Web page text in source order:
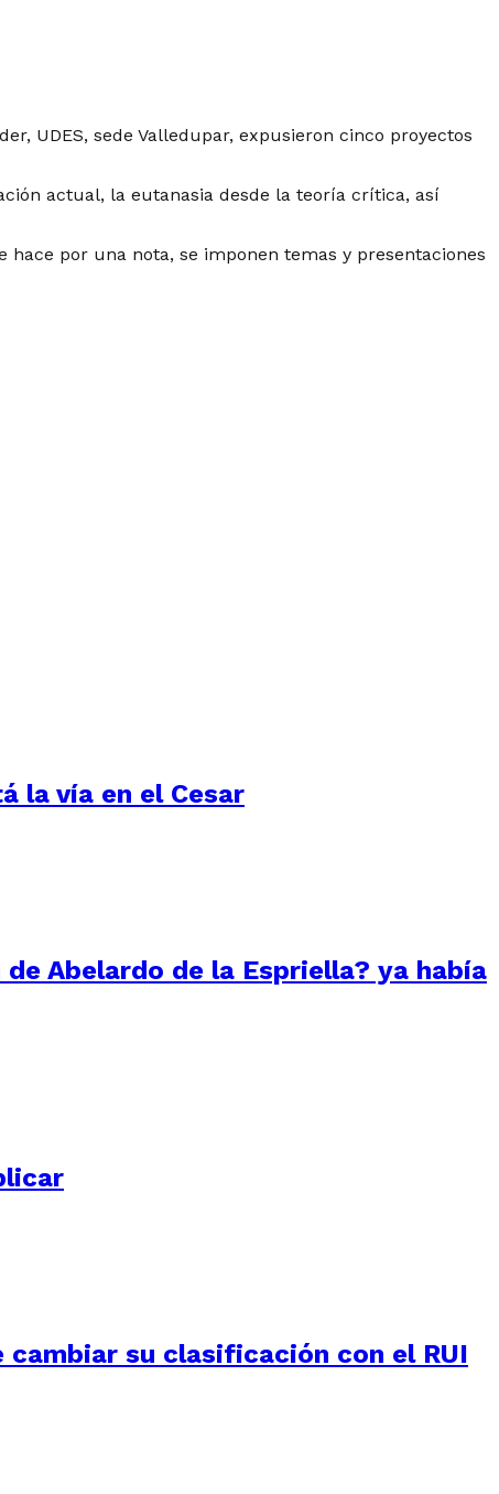
UDES, sede Valledupar, expusieron cinco proyectos
actual, la eutanasia desde la teoría crítica, así
hace por una nota, se imponen temas y presentaciones
la vía en el Cesar
Abelardo de la Espriella? ya había
su clasificación con el RUI